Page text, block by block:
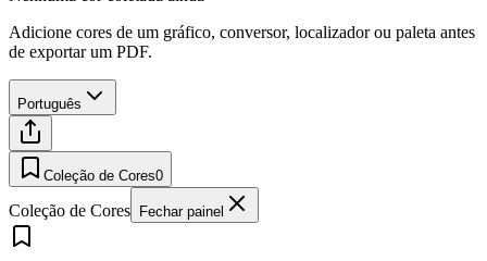
Adicione cores de um gráfico, conversor, localizador ou paleta antes
de exportar um PDF.
Português
Coleção de Cores0
Coleção de Cores Fechar painel